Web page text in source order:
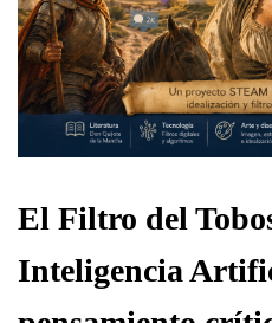
El Filtro del
Inteligencia